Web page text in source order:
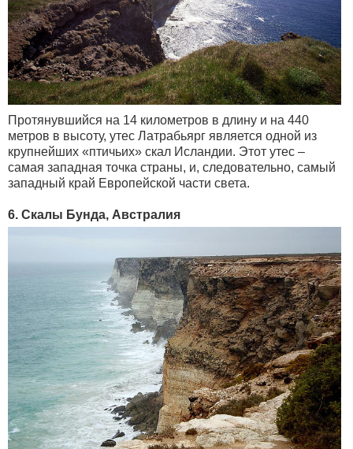
Протянувшийся на 14 километров в длину и на 440
метров в высоту, утес Латрабьярг является одной из
крупнейших «птичьих» скал Исландии. Этот утес –
самая западная точка страны, и, следовательно, самый
западный край Европейской части света.
6. Скалы Бунда, Австралия